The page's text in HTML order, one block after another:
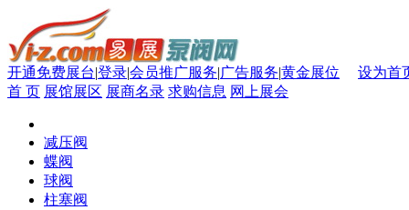
开通免费展台|登录|会员推广服务|广告服务|黄金展位
设为首
首 页 展馆展区 展商名录 求购信息 网上展会
减压阀
蝶阀
球阀
柱塞阀